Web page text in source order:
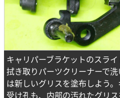
キャリパーブラケットのスラ
拭き取りパーツクリーナーで
は新しいグリスを塗布しよう
受け孔も、内部の汚れたグリ